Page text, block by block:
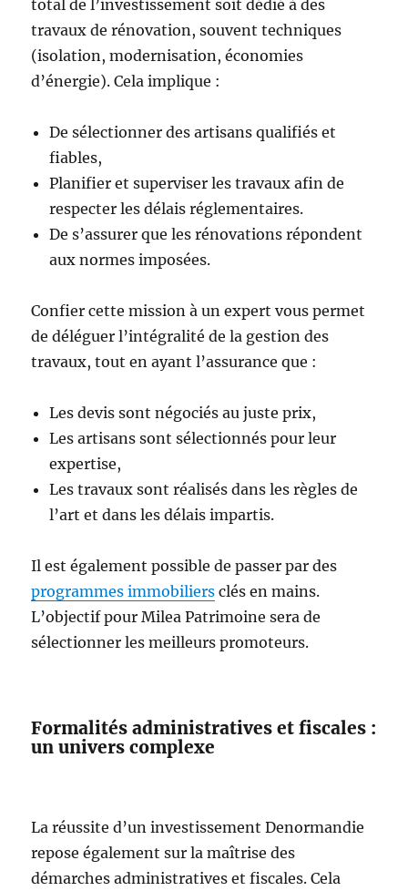
total de l’investissement soit dédié à des
travaux de rénovation, souvent techniques
(isolation, modernisation, économies
d’énergie). Cela implique :
De sélectionner des artisans qualifiés et
fiables,
Planifier et superviser les travaux afin de
respecter les délais réglementaires.
De s’assurer que les rénovations répondent
aux normes imposées.
Confier cette mission à un expert vous permet
de déléguer l’intégralité de la gestion des
travaux, tout en ayant l’assurance que :
Les devis sont négociés au juste prix,
Les artisans sont sélectionnés pour leur
expertise,
Les travaux sont réalisés dans les règles de
l’art et dans les délais impartis.
Il est également possible de passer par des
programmes immobiliers clés en mains.
L’objectif pour Milea Patrimoine sera de
sélectionner les meilleurs promoteurs.
Formalités administratives et fiscales :
un univers complexe
La réussite d’un investissement Denormandie
repose également sur la maîtrise des
démarches administratives et fiscales. Cela